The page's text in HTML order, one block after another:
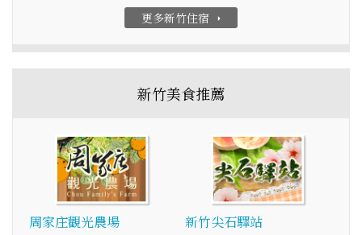
更多新竹住宿 arrow_right
新竹美食推薦
周家庄觀光農場 新竹尖石驛站